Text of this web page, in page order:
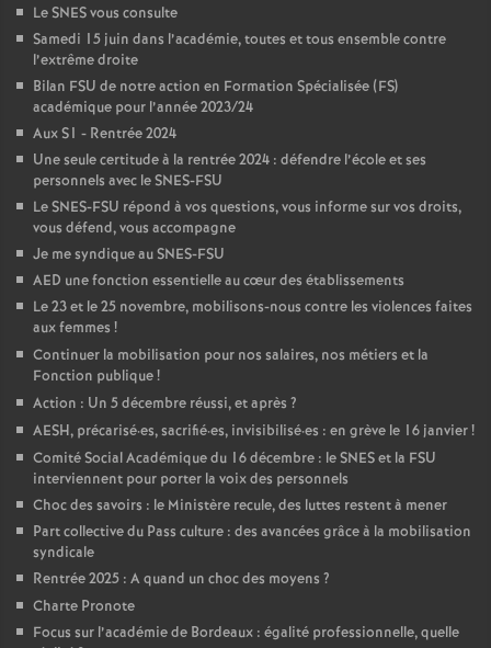
é
O
r
l
é
a
s
T
o
Le SNES vous consulte
Samedi 15 juin dans l’académie, toutes et tous ensemble contre
l’extrême droite
Bilan FSU de notre action en Formation Spécialisée (FS)
académique pour l’année 2023/24
Aux S1 - Rentrée 2024
Une seule certitude à la rentrée 2024 : défendre l’école et ses
personnels avec le SNES-FSU
Le SNES-FSU répond à vos questions, vous informe sur vos droits,
vous défend, vous accompagne
Je me syndique au SNES-FSU
AED une fonction essentielle au cœur des établissements
Le 23 et le 25 novembre, mobilisons-nous contre les violences faites
aux femmes !
Continuer la mobilisation pour nos salaires, nos métiers et la
Fonction publique!
Action : Un 5 décembre réussi, et après ?
AESH, précarisé·es, sacrifié·es, invisibilisé·es : en grève le 16 janvier!
Comité Social Académique du 16 décembre : le SNES et la FSU
interviennent pour porter la voix des personnels
Choc des savoirs : le Ministère recule, des luttes restent à mener
Part collective du Pass culture : des avancées grâce à la mobilisation
syndicale
Rentrée 2025 : A quand un choc des moyens ?
Charte Pronote
Focus sur l’académie de Bordeaux : égalité professionnelle, quelle